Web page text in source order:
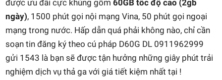
được ưu đãi cực khủng gồm 60GB tốc độ cao (2gb
ngày), 1500 phút gọi nội mạng Vina, 50 phút gọi ngoại
mạng trong nước. Hấp dẫn quá phải không nào, chỉ cần
soạn tin đăng ký theo cú pháp D60G DL 0911962999
gửi 1543 là bạn sẽ được tận hưởng những giây phút trải
nghiệm dịch vụ thả ga với giá tiết kiệm nhất tại !